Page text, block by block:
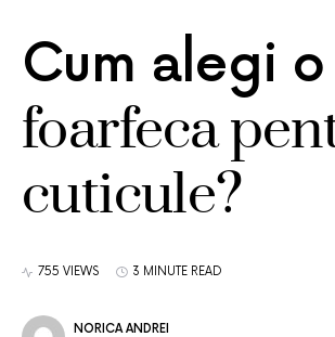
Cum alegi o
foarfeca
cuticule?
755 VIEWS 3 MINUTE READ
NORICA ANDREI